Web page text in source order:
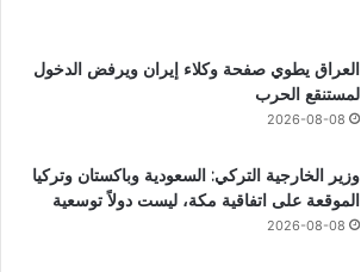
العراق يطوي صفحة وكلاء إيران ويرفض الدخول
لمستنقع الحرب
2026-08-08
وزير الخارجية التركي: السعودية وباكستان وتركيا
الموقعة على اتفاقية مكة، ليست دولاً توسعية
2026-08-08